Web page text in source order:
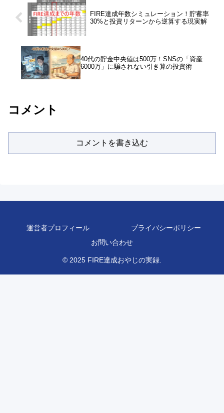
FIRE達成年数シミュレーション！貯蓄率
30%と投資リターンから逆算する現実解
40代の貯金中央値は500万！SNSの「資産
6000万」に騙されない引き算の投資術
コメント
コメントを書き込む
運営者プロフィール
プライバシーポリシー
お問い合わせ
© 2025 FIRE達成おやじの実録.